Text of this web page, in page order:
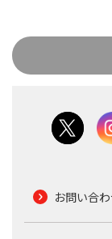
お問い合